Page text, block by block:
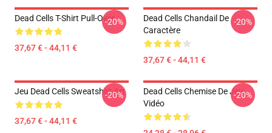
Dead Cells T-Shirt Pull-Over
37,67 € - 44,11 €
-20%
Dead Cells Chandail De
Caractère
37,67 € - 44,11 €
-20%
Jeu Dead Cells Sweatshirt Art
37,67 € - 44,11 €
-20%
Dead Cells Chemise De Jeu
Vidéo
-20%